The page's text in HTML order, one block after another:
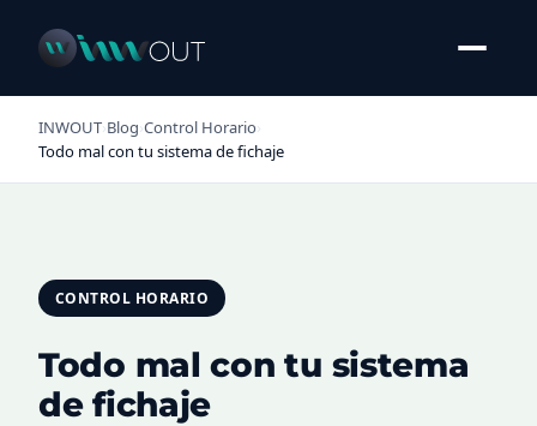
INWOUT›Blog›Control Horario›
Todo mal con tu sistema de fichaje
CONTROL HORARIO
Todo mal con tu sistema
de fichaje